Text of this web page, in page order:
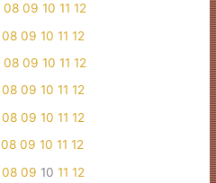
08 09 10 11 12
08 09 10 11 12
08 09 10 11 12
08 09 10 11 12
08 09 10 11 12
08 09 10 11 12
08 09 10 11 12